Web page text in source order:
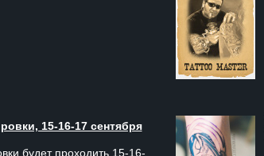
15-16-17 сентября
будет проходить 15-16-